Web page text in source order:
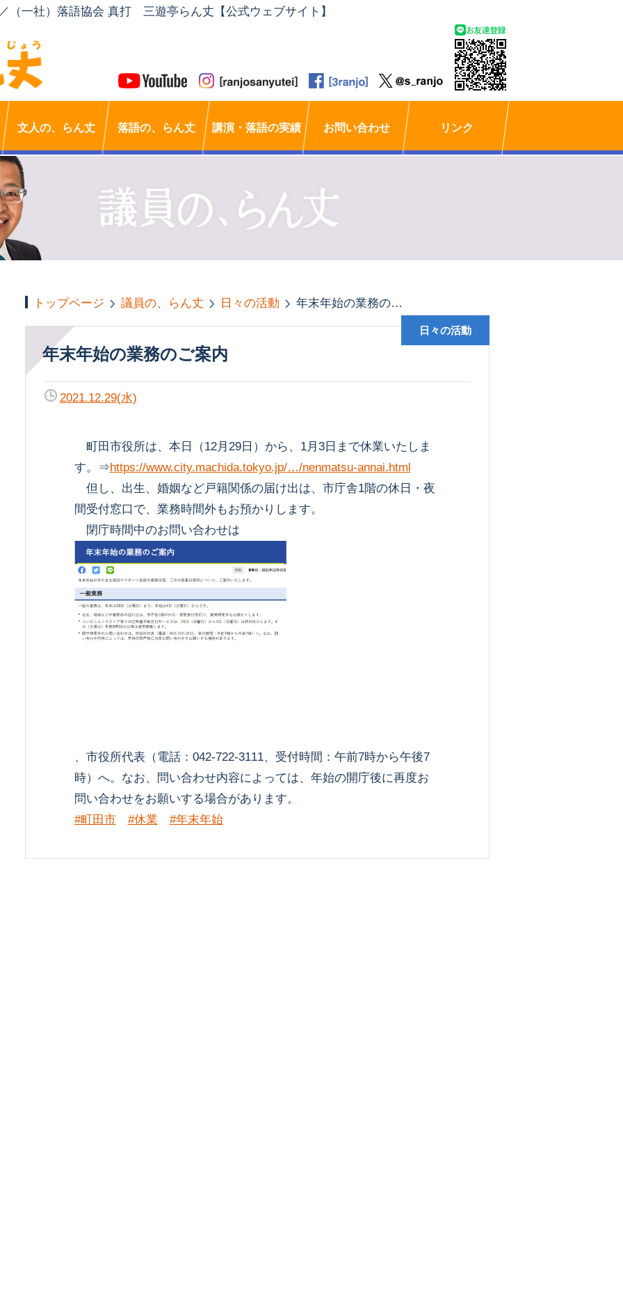
（一社）落語協会 真打 三遊亭らん丈【公式ウェブサイト】
文人の、らん丈 落語の、らん丈 講演・落語の実績 お問い合わせ リンク
トップページ 議員の、らん丈 日々の活動 年末年始の業務のご案内
年末年始の業務のご案内
日々の活動
2021.12.29(水)
町田市役所は、本日（12月29日）から、1月3日まで休業いたしま
す。⇒https://www.city.machida.tokyo.jp/…/nenmatsu-annai.html
但し、出生、婚姻など戸籍関係の届け出は、市庁舎1階の休日・夜
間受付窓口で、業務時間外もお預かりします。
閉庁時間中のお問い合わせは
、市役所代表（電話：042-722-3111、受付時間：午前7時から午後7
時）へ。なお、問い合わせ内容によっては、年始の開庁後に再度お
問い合わせをお願いする場合があります。
#町田市
#休業 #年末年始